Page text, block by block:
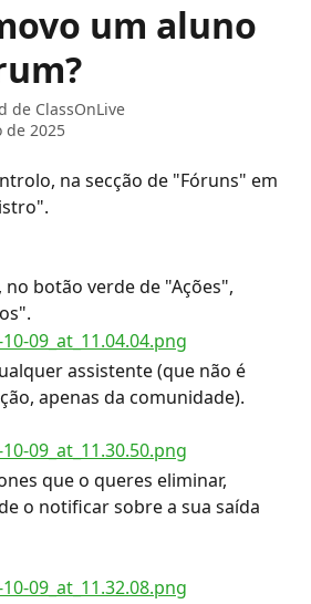
um aluno
de ClassOnLive
de 2025
na secção de "Fóruns" em
botão verde de "Ações",
assistente (que não é
apenas da comunidade).
que o queres eliminar,
o notificar sobre a sua saída